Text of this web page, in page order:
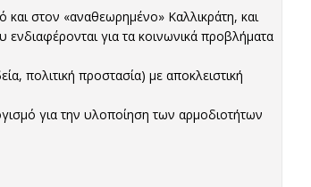
στον «αναθεωρημένο» Καλλικράτη, και
για τα κοινωνικά προβλήματα
πολιτική προστασία) με αποκλειστική
για την υλοποίηση των αρμοδιοτήτων